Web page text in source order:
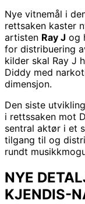
Nye vitnemål i
rettsaken kaster
artisten Ray J og
for distribuering
kilder skal Ray J
Diddy med
dimensjon.
Den siste
i rettssaken mot
sentral aktør i et
tilgang til og
rundt
NYE
KJENDIS-